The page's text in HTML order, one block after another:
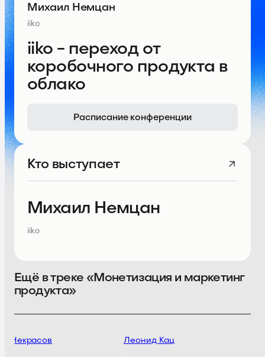
iiko - переход от
коробочного продукта в
облако
Михаил Немцан
iiko
Расписание конференции
Кто выступает
Михаил Немцан
iiko
Ещё в треке «Монетизация и маркетинг
продукта»
Некрасов Леонид Кац